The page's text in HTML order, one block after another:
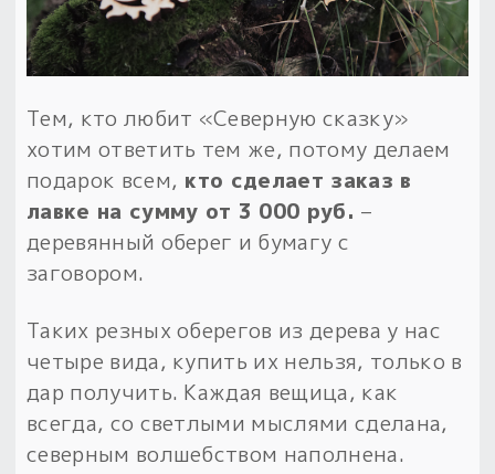
Обрядовые предметы
Расходные материалы
Готовые заговоры и обряды
Сундучок
Об авторе и издательстве
Наборы для книг
Электронные книги
Гадание он-лайн
30 вариантов раскладов по системе Рез Рода:
Предметы
Магические наборы
Для алтаря
Расходные материалы
С чего начать?
Новые книги
в лавке!
«Резы Рода. Нежиты» и «Резы
толковники со значениями, раскладами,
толкованиями колод
Узнать
Тем, кто любит «Северную сказку»
хотим ответить тем же, потому делаем
подарок всем, кто сделает заказ в
лавке на сумму от 3 000 руб.–
деревянный оберег и бумагу с
заговором.
Таких резных оберегов из дерева у нас
четыре вида, купить их нельзя, только в
дар получить. Каждая вещица, как
всегда, со светлыми мыслями сделана,
северным волшебством наполнена.